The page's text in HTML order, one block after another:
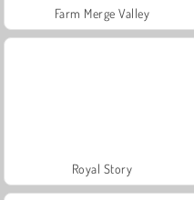
Farm Merge Valley
Royal Story